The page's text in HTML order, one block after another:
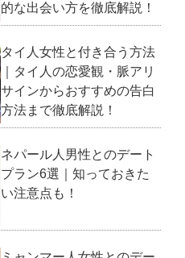
的な出会い方を徹底解説！
タイ人女性と付き合う方法
｜タイ人の恋愛観・脈アリ
サインからおすすめの告白
方法まで徹底解説！
ネパール人男性とのデート
プラン6選｜知っておきた
い注意点も！